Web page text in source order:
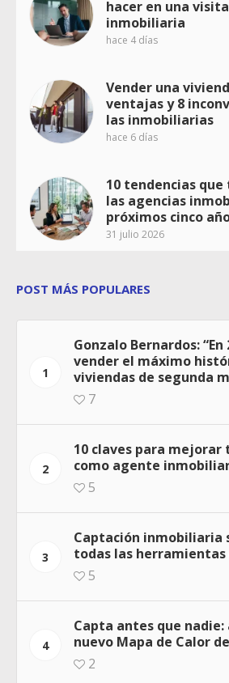
hacer en una
inmobiliaria
hace 4 días
Vender una
ventajas y 8
las inmobiliarias
hace 6 días
10 tendencias
las agencias
próximos cinco
31 julio 2026
POST MÁS POPULARES
1
Gonzalo Bernardos: “En
vender el máximo
viviendas de segunda
7
2
10 claves para
como agente
5
3
Captación inmobiliaria
todas las herramientas
5
4
Capta antes que
nuevo Mapa de Calor
2